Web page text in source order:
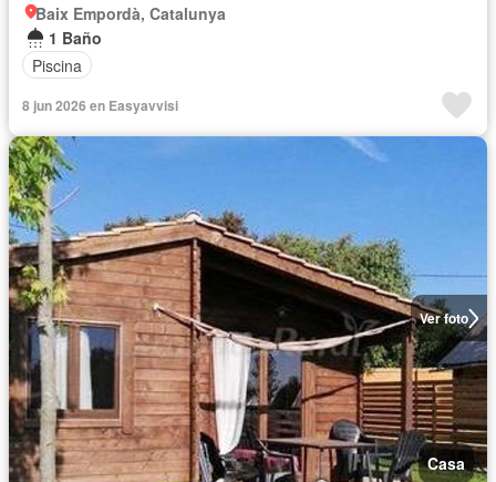
Baix Empordà, Catalunya
1 Baño
Piscina
8 jun 2026 en Easyavvisi
Ver foto
Casa